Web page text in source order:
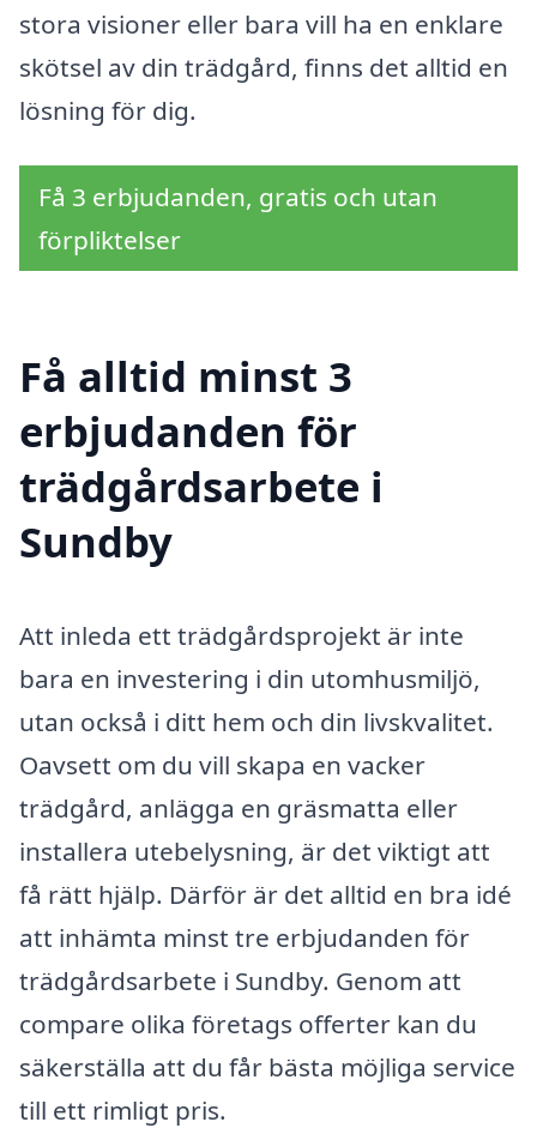
stora visioner eller bara vill ha en enklare
skötsel av din trädgård, finns det alltid en
lösning för dig.
Få 3 erbjudanden, gratis och utan
förpliktelser
Få alltid minst 3
erbjudanden för
trädgårdsarbete i
Sundby
Att inleda ett trädgårdsprojekt är inte
bara en investering i din utomhusmiljö,
utan också i ditt hem och din livskvalitet.
Oavsett om du vill skapa en vacker
trädgård, anlägga en gräsmatta eller
installera utebelysning, är det viktigt att
få rätt hjälp. Därför är det alltid en bra idé
att inhämta minst tre erbjudanden för
trädgårdsarbete i Sundby. Genom att
compare olika företags offerter kan du
säkerställa att du får bästa möjliga service
till ett rimligt pris.